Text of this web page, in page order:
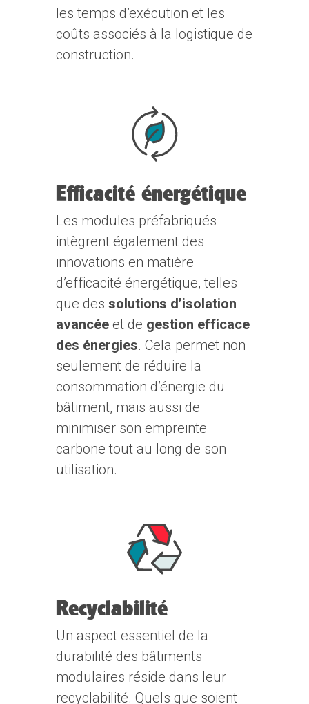
les temps d’exécution et les
coûts associés à la logistique de
construction.
Efficacité énergétique
Les modules préfabriqués
intègrent également des
innovations en matière
d’efficacité énergétique, telles
que des solutions d’isolation
avancéeet de gestion efficace
des énergies. Cela permet non
seulement de réduire la
consommation d’énergie du
bâtiment, mais aussi de
minimiser son empreinte
carbone tout au long de son
utilisation.
Recyclabilité
Un aspect essentiel de la
durabilité des bâtiments
modulaires réside dans leur
recyclabilité. Quels que soient